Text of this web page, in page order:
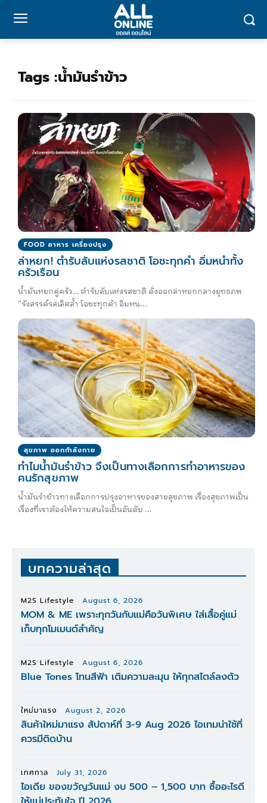
Tags :น้ำมันรำข้าว
FOOD อาหาร เครื่องปรุง
ล่าหยก! ตำรับลับแห่งรสชาติ โอชะทุกคำ อิ่มหนำทั้ง
ครัวเรือน
น้ำมันหยกคู่ครัว… ตำรับลับแห่งรสชาติ ดั่งออกล่าหยกกลางยุทธภพ
“รังสรรค์รสเลิศล้ำ โอชะทุกคำ อิ่มหน...
สุขภาพ ออกกำลังกาย
ทำไมน้ำมันรำข้าว จึงเป็นทางเลือกการทำอาหารของ
คนรักสุขภาพ
น้ำมันรำข้าวทางเลือกการปรุงอาหารของสายสุขภาพ เรื่องสุขภาพเป็น
เรื่องที่เราต้องให้ความสนใจเป็นอันดับ ...
บทความล่าสุด
M2S Lifestyle August 6, 2026
MOM & ME เพราะทุกวันกับแม่คือวันพิเศษ ใส่เสื้อคู่แม่
เก็บทุกโมเมนต์สำคัญ
M2S Lifestyle August 6, 2026
Blue Tones โทนสีฟ้า เติมความละมุน ให้ทุกสไตล์ลงตัว
ใหม่มาแรง August 2, 2026
สินค้าใหม่มาแรง สัปดาห์ที่ 3-9 Aug 2026 ไอเทมน่าใช้ที่
ควรมีติดบ้าน
เทศกาล July 31, 2026
ไอเดีย ของขวัญวันแม่ งบ 500 – 1,500 บาท ซื้ออะไรดี